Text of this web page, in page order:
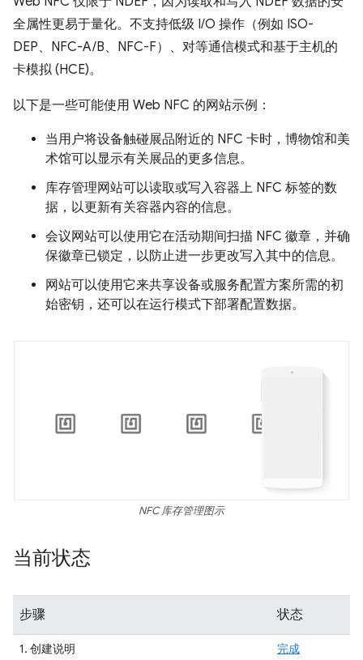
全属性更易于量化。不支持低级 I/O 操作（例如 ISO-
DEP、NFC-A/B、NFC-F）、对等通信模式和基于主机的
卡模拟 (HCE)。
以下是一些可能使用 Web NFC 的网站示例：
当用户将设备触碰展品附近的 NFC 卡时，博物馆和美
术馆可以显示有关展品的更多信息。
库存管理网站可以读取或写入容器上 NFC 标签的数
据，以更新有关容器内容的信息。
会议网站可以使用它在活动期间扫描 NFC 徽章，并确
保徽章已锁定，以防止进一步更改写入其中的信息。
网站可以使用它来共享设备或服务配置方案所需的初
始密钥，还可以在运行模式下部署配置数据。
NFC 库存管理图示
当前状态
步骤 状态
1. 创建说明
完成